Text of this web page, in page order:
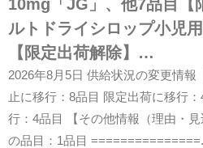
10mg「JG」、他7品目【
ルトドライシロップ小児
【限定出荷解除】…
2026年8月5日 供給状況の変更情
止に移行：8品目 限定出荷に移行
行：4品目 【その他情報（理由・
の品目：1品目